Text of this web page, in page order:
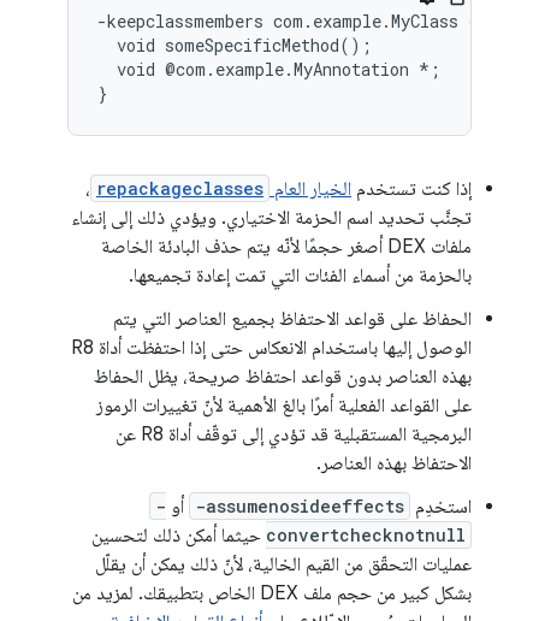
-keepclassmembers com.example.MyClass {
  void someSpecificMethod();
  void @com.example.MyAnnotation *;
إذا كنت تستخدم الخيار العام repackageclasses ،
تجنَّب تحديد اسم الحزمة الاختياري. ويؤدي ذلك إلى إنشاء
ملفات DEX أصغر حجمًا لأنّه يتم حذف البادئة الخاصة
بالحزمة من أسماء الفئات التي تمت إعادة تجميعها.
الحفاظ على قواعد الاحتفاظ بجميع العناصر التي يتم
الوصول إليها باستخدام الانعكاس حتى إذا احتفظت أداة R8
بهذه العناصر بدون قواعد احتفاظ صريحة، يظل الحفاظ
على القواعد الفعلية أمرًا بالغ الأهمية لأنّ تغييرات الرموز
البرمجية المستقبلية قد تؤدي إلى توقّف أداة R8 عن
الاحتفاظ بهذه العناصر.
استخدِم -assumenosideeffects أو -
convertchecknotnull حيثما أمكن ذلك لتحسين
عمليات التحقّق من القيم الخالية، لأنّ ذلك يمكن أن يقلّل
بشكل كبير من حجم ملف DEX الخاص بتطبيقك. لمزيد من